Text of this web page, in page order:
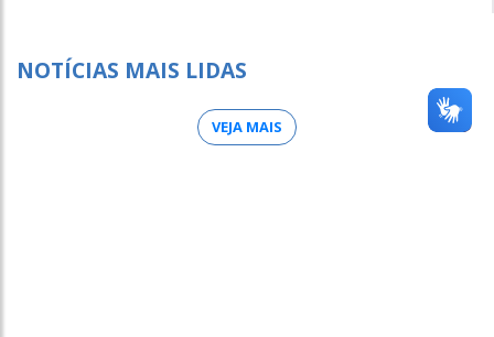
NOTÍCIAS MAIS LIDAS
VEJA MAIS